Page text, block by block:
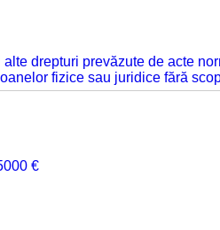
drepturi prevăzute de acte
fizice sau juridice fără
€